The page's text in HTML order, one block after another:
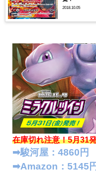
2018.10.05
在庫切れ注意！5月31
➡︎駿河屋：4860円
➡︎Amazon：5145